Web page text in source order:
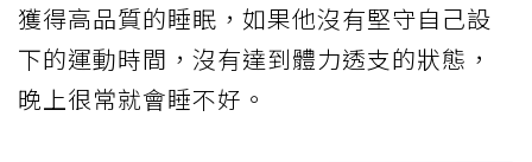
獲得高品質的睡眠，如果他沒有堅守自己設
下的運動時間，沒有達到體力透支的狀態，
晚上很常就會睡不好。